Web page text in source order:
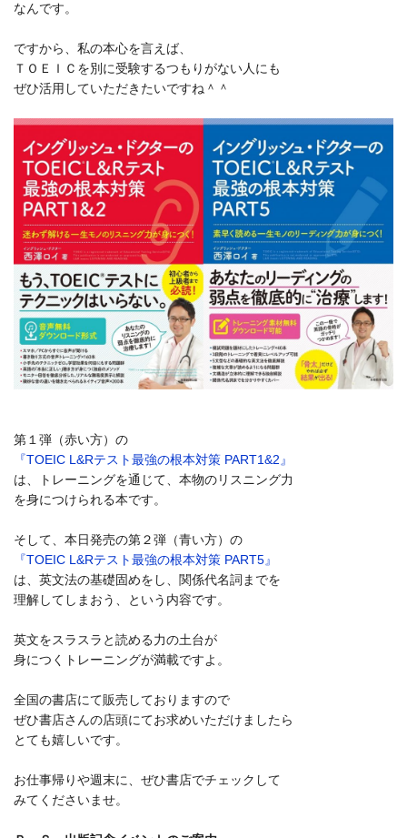
なんです。
ですから、私の本心を言えば、
ＴＯＥＩＣを別に受験するつもりがない人にも
ぜひ活用していただきたいですね＾＾
第１弾（赤い方）の
『TOEIC L&Rテスト最強の根本対策 PART1&2』
は、トレーニングを通じて、本物のリスニング力
を身につけられる本です。
そして、本日発売の第２弾（青い方）の
『TOEIC L&Rテスト最強の根本対策 PART5』
は、英文法の基礎固めをし、関係代名詞までを
理解してしまおう、という内容です。
英文をスラスラと読める力の土台が
身につくトレーニングが満載ですよ。
全国の書店にて販売しておりますので
ぜひ書店さんの店頭にてお求めいただけましたら
とても嬉しいです。
お仕事帰りや週末に、ぜひ書店でチェックして
みてくださいませ。